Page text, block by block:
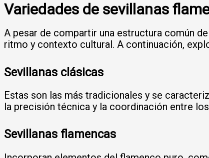
Variedades de sevillanas
A pesar de compartir una estructura común
ritmo y contexto cultural. A continuación,
Sevillanas clásicas
Estas son las más tradicionales y se
la precisión técnica y la coordinación entre
Sevillanas flamencas